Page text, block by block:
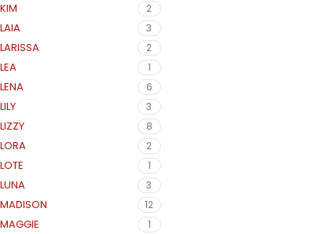
KIM 2
LAIA 3
LARISSA 2
LEA 1
LENA 6
LILY 3
LIZZY 8
LORA 2
LOTE 1
LUNA 3
MADISON 12
MAGGIE 1